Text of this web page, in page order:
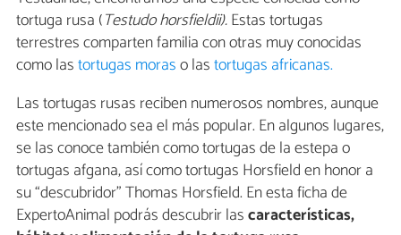
tortuga rusa (Testudo horsfieldii).Estas tortugas
terrestres comparten familia con otras muy conocidas
como lastortugas moraso lastortugas africanas.
Las tortugas rusas reciben numerosos nombres, aunque
este mencionado sea el más popular. En algunos lugares,
se las conoce también como tortugas de la estepa o
tortugas afgana, así como tortugas Horsfield en honor a
su “descubridor” Thomas Horsfield. En esta ficha de
ExpertoAnimal podrás descubrir lascaracterísticas,